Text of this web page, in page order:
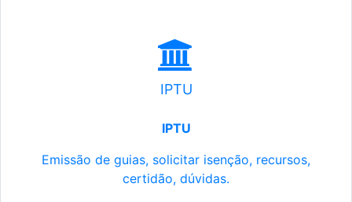
IPTU
IPTU
Emissão de guias, solicitar isenção, recursos,
certidão, dúvidas.